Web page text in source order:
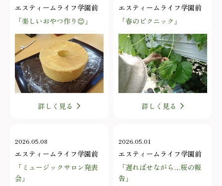
エスティームライフ学園前
「楽しいおやつ作り😊」
詳しく見る
エスティームライフ学園前
「春のピクニック」
詳しく見る
2026.05.08
エスティームライフ学園前
「ミュージックサロン発表
会」
2026.05.01
エスティームライフ学園前
「遅ればせながら…桜の報
告」